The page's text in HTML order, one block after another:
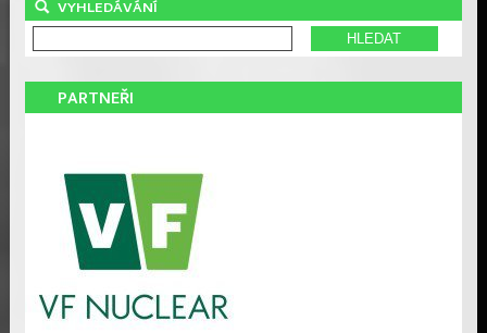
VYHLEDÁVÁNÍ
PARTNEŘI